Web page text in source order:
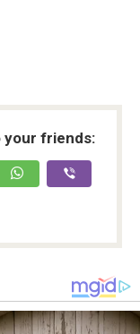
your friends: